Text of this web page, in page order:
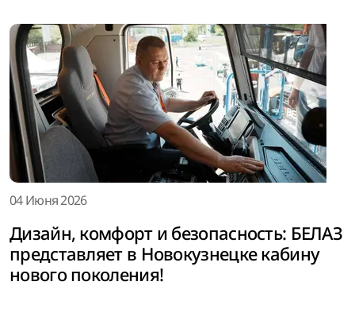
04 Июня 2026
Дизайн, комфорт и безопасность: БЕЛАЗ
представляет в Новокузнецке кабину
нового поколения!